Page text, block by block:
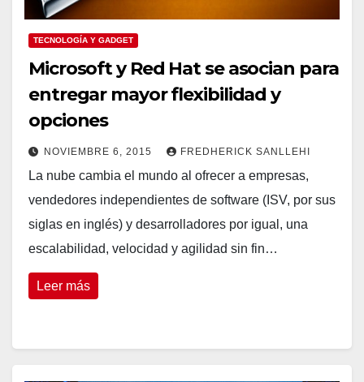
TECNOLOGÍA Y GADGET
Microsoft y Red Hat se asocian para
entregar mayor flexibilidad y
opciones
NOVIEMBRE 6, 2015 FREDHERICK SANLLEHI
La nube cambia el mundo al ofrecer a empresas,
vendedores independientes de software (ISV, por sus
siglas en inglés) y desarrolladores por igual, una
escalabilidad, velocidad y agilidad sin fin…
Leer más